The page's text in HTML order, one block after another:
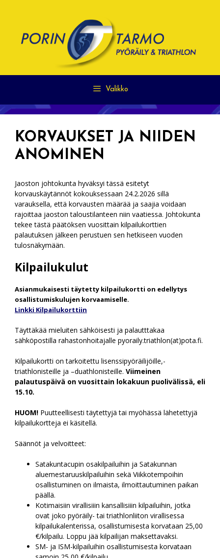
Valikko
KORVAUKSET JA NIIDEN
ANOMINEN
Jaoston johtokunta hyväksyi tässä esitetyt
korvauskäytännöt kokouksessaan 24.2.2026 sillä
varauksella, että korvausten määrää ja saajia voidaan
rajoittaa jaoston taloustilanteen niin vaatiessa. Johtokunta
tekee tästä päätöksen vuosittain kilpailukorttien
palautuksen jälkeen perustuen sen hetkiseen vuoden
tulosnäkymään.
Kilpailukulut
Asianmukaisesti täytetty kilpailukortti on edellytys
osallistumiskulujen korvaamiselle.
Linkki Kilpailukorttiin
Täyttäkää mieluiten sähköisesti ja palautttakaa
sähköpostilla rahastonhoitajalle pyoraily.triathlon(at)pota.fi.
Kilpailukortti on tarkoitettu lisenssipyöräilijöille,-
triathlonisteille ja –duathlonisteille. Viimeinen
palautuspäivä on vuosittain lokakuun puolivälissä, eli
15.10.
HUOM! Puutteellisesti täytettyjä tai myöhässä lähetettyjä
kilpailukortteja ei käsitellä.
Säännöt ja velvoitteet:
Satakuntacupin osakilpailuihin ja Satakunnan
aluemestaruuskilpailuihin sekä Viikkotempoihin
osallistuminen on ilmaista, ilmoittautuminen paikan
päällä.
Kotimaisiin virallisiiin kansallisiiin kilpailuihin, jotka
ovat joko pyöräily- tai triathlonliiton virallisessa
kilpailukalenterissa, osallistumisesta korvataan 25,00
€/kilpailu. Loppu jää kilpailijan maksettavaksi.
SM- ja ISM-kilpailuihin osallistumisesta korvataan